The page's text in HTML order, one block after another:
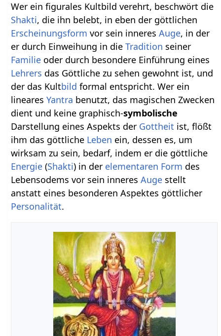
Wer ein figurales Kultbild verehrt, beschwört die
Shakti, die ihn belebt, in eben der göttlichen
Erscheinungsform vor sein inneresAuge, in der
er durch Einweihung in dieTradition seiner
Familie oder durch besondere Einführung eines
Lehrers das Göttliche zu sehen gewohnt ist, und
der das Kultbild formal entspricht. Wer ein
linearesYantra benutzt, das magischen Zwecken
dient und keine graphisch-symbolische
Darstellung eines Aspekts der Gottheit ist, flößt
ihm das göttliche Leben ein, dessen es, um
wirksam zu sein, bedarf, indem er die göttliche
Energie (Shakti) in der elementaren Form des
Lebensodems vor sein inneresAuge stellt
anstatt eines besonderen Aspektes göttlicher
Personalität.